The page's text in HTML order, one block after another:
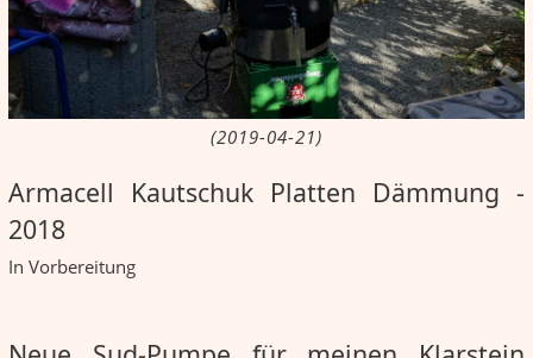
(2019-04-21)
Armacell Kautschuk Platten Dämmung -
2018
In Vorbereitung